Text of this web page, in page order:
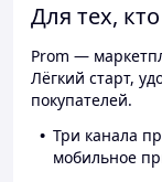
Для тех,
Prom —
Лёгкий старт,
покупателей.
Три канала
мобильное